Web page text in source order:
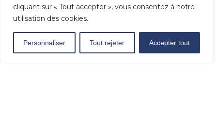
cliquant sur « Tout accepter », vous consentez à notre
utilisation des cookies.
Personnaliser Tout rejeter Accepter tout
de livres
En savoir plus